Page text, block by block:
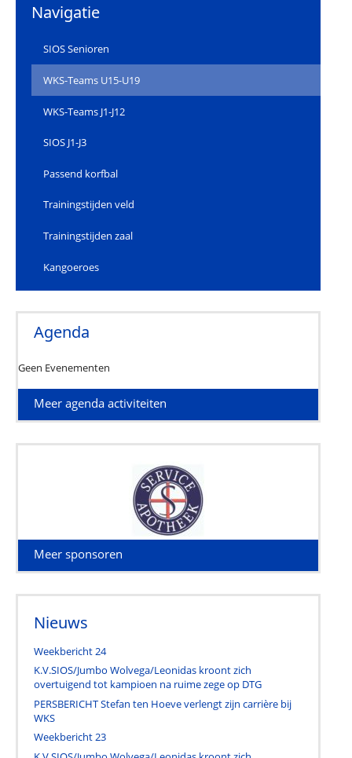
Navigatie
SIOS Senioren
WKS-Teams U15-U19
WKS-Teams J1-J12
SIOS J1-J3
Passend korfbal
Trainingstijden veld
Trainingstijden zaal
Kangoeroes
Agenda
Geen Evenementen
Meer agenda activiteiten
Meer sponsoren
Nieuws
Weekbericht 24
K.V.SIOS/Jumbo Wolvega/Leonidas kroont zich
overtuigend tot kampioen na ruime zege op DTG
PERSBERICHT Stefan ten Hoeve verlengt zijn carrière bij
WKS
Weekbericht 23